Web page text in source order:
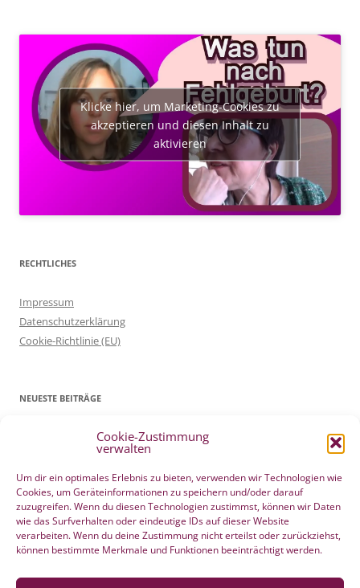
Cookie-Zustimmung
verwalten
Um dir ein optimales Erlebnis zu bieten, verwenden wir Technologien wie
Cookies, um Geräteinformationen zu speichern und/oder darauf
zuzugreifen. Wenn du diesen Technologien zustimmst, können wir Daten
wie das Surfverhalten oder eindeutige IDs auf dieser Website
verarbeiten. Wenn du deine Zustimmung nicht erteilst oder zurückziehst,
können bestimmte Merkmale und Funktionen beeinträchtigt werden.
Klicke hier, um Marketing-Cookies zu
akzeptieren und diesen Inhalt zu
aktivieren
RECHTLICHES
Impressum
Datenschutzerklärung
Cookie-Richtlinie (EU)
NEUESTE BEITRÄGE
Patientenverfügung Geburt vertreten in WELTWOCHE DER GEBURT
Filmtipp – Die sichere Geburt 19. Mai 2021
Integration eigener Erfahrungen aus der Pränatalzeit 10. März 2021
VBA2C – Erfahrung 8. Februar 2020
Berührender wunderschöner Geburtserfahrungsbericht von Laura
Maria Seiler
22. Dezember 2019